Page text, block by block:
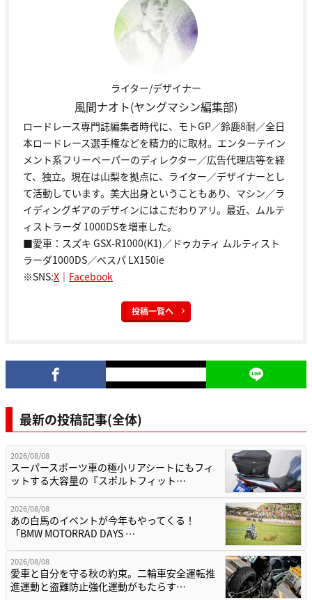
ライター/デザイナー
風間ナオト(ヤングマシン編集部)
ロードレース専門誌編集者時代に、モトGP／鈴鹿8耐／全日
本ロードレース選手権などを精力的に取材。エンターテイン
メント系フリーペーパーのディレクター／広告代理店等を経
て、独立。現在は山梨を拠点に、ライター／デザイナーとし
て活動しています。美大出身ということもあり、マシン／ラ
イディングギアのデザインにはこだわりアリ。最近、ムルテ
ィストラーダ 1000DSを増車した。
■愛車：スズキ GSX-R1000(K1)／ドゥカティ ムルティスト
ラーダ1000DS／ベスパ LX150ie
※SNS:X ｜ Facebook
投稿一覧へ
最新の投稿記事(全体)
2026/08/08
スーパースポーツ車の極小リアシートにもフィ
ットする大容量の『スポルトフィット…
2026/08/08
あの白馬のイベントが今年もやってくる！
「BMW MOTORRAD DAYS …
2026/08/08
愛車と自分を守る秋の約束。二輪車安全運転推
進運動と盗難防止強化運動がもたらす…